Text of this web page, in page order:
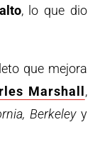
, lo que dio
que mejora
Marshall ,
Berkeleyy